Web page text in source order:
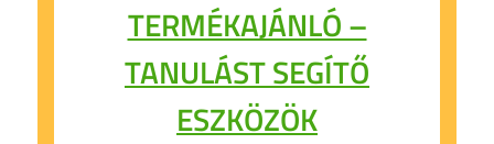
TERMÉKAJÁNLÓ –
TANULÁST SEGÍTŐ
ESZKÖZÖK